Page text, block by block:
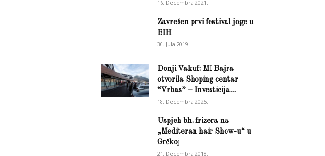
16. Decembra 2021.
Zavrešen prvi festival joge u
BIH
30. Jula 2019.
Donji Vakuf: MI Bajra
otvorila Shoping centar
“Vrbas” – Investicija...
18. Decembra 2025.
Uspjeh bh. frizera na
„Mediteran hair Show-u“ u
Grčkoj
21. Decembra 2018.